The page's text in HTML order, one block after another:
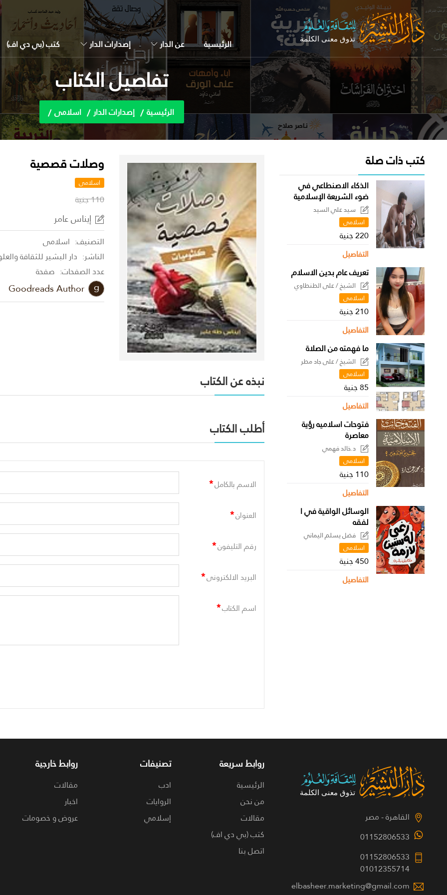
الرئيسية عن الدار إصدارات الدار كتب (بي دي اف)
تفاصيل الكتاب
الرئيسية إصدارات الدار اسلامى
كتب ذات صلة
الذكاء الاصنطاعي في
ضوء الشريعة الإسلامية
سيد علي السيد
اسلامى
220 جنية
التفاصيل
تعريف عام بدين الاسلام
الشيخ / على الطنطاوي
اسلامى
210 جنية
التفاصيل
ما فهمته من الصلاة
الشيخ / على جاد مطر
اسلامى
85 جنية
التفاصيل
فتوحات اسلاميه رؤية
معاصرة
د.خالد فهمي
اسلامى
110 جنية
التفاصيل
الوسائل الواقية في ا
لفقه
فضل يسلم اليماني
اسلامى
450 جنية
التفاصيل
وصلات قصصية
اسلامى
110 جنية
إيناس عامر
التصنيف: اسلامى
الناشر: دار البشير للثقافة
عدد الصفحات: صفحة
Goodreads Author
نبذه عن الكتاب
أطلب الكتاب
الاسم بالكامل*
العنوان*
رقم التليفون*
البريد الالكترونى*
اسم الكتاب*
القاهرة - مصر
01152806533
01152806533
01012355714
elbasheer.marketing@gmail.com
روابط سريعة
الرئيسية
من نحن
مقالات
كتب (بي دي اف)
اتصل بنا
تصنيفات
ادب
الروايات
إسلامي
روابط خارجية
مقالات
اخبار
عروض و خصومات